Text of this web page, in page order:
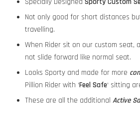
Not only good for short distances
travelling.
When Rider sit on our custom seat,
not slide forward like normal seat.
Looks Sporty and made for more
Pillion Rider with ‘Feel Safe‘ sitting
These are all the additional Active